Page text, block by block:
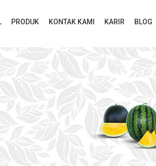
PRODUK KONTAK KAMI KARIR BLOG